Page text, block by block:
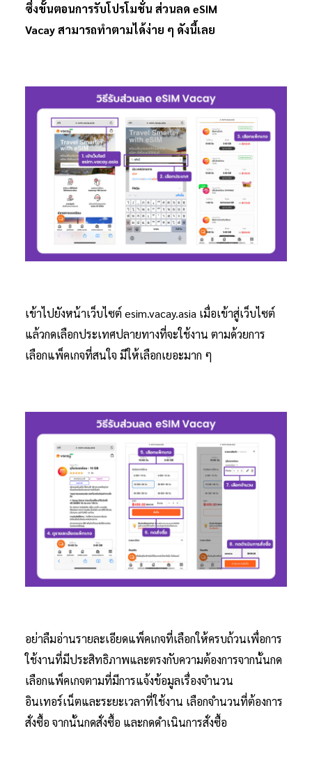
ซึ่งขั้นตอนการรับโปรโมชั่น ส่วนลด eSIM
Vacay สามารถทำตามได้ง่าย ๆ ดังนี้เลย
เข้าไปยังหน้าเว็บไซต์ esim.vacay.asia เมื่อเข้าสู่เว็บไซต์
แล้วกดเลือกประเทศปลายทางที่จะใช้งาน ตามด้วยการ
เลือกแพ็คเกจที่สนใจ มีให้เลือกเยอะมาก ๆ
อย่าลืมอ่านรายละเอียดแพ็คเกจที่เลือกให้ครบถ้วนเพื่อการ
ใช้งานที่มีประสิทธิภาพและตรงกับความต้องการจากนั้นกด
เลือกแพ็คเกจตามที่มีการแจ้งข้อมูลเรื่องจำนวน
อินเทอร์เน็ตและระยะเวลาที่ใช้งาน เลือกจำนวนที่ต้องการ
สั่งซื้อ จากนั้นกดสั่งซื้อ และกดดำเนินการสั่งซื้อ